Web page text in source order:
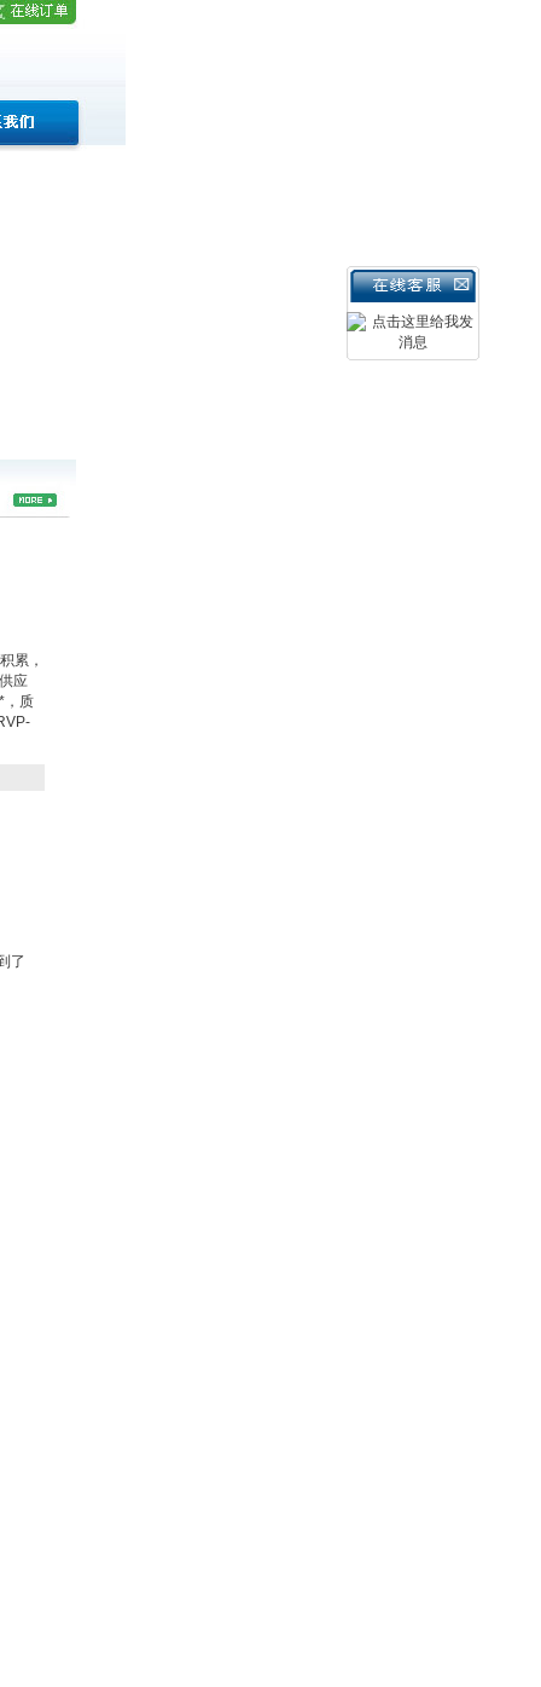
累，
应
，质
了